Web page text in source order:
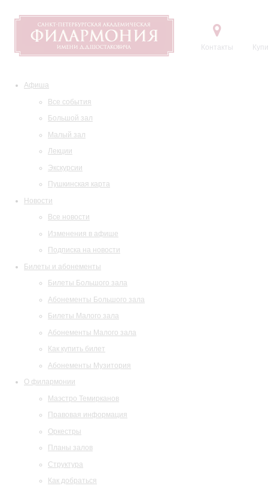
Контакты
Афиша
Все события
Большой зал
Малый зал
Лекции
Экскурсии
Пушкинская карта
Новости
Все новости
Изменения в афише
Подписка на новости
Билеты и абонементы
Билеты Большого зала
Абонементы Большого зала
Билеты Малого зала
Абонементы Малого зала
Как купить билет
Абонементы Музитория
О филармонии
Маэстро Темирканов
Правовая информация
Оркестры
Планы залов
Структура
Как добраться